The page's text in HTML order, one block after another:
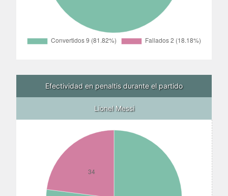
Efectividad en penaltis durante el partido
Lionel Messi